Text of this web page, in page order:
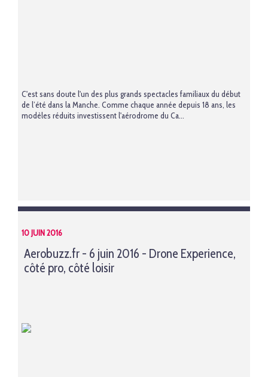
C'est sans doute l'un des plus grands spectacles familiaux du début
de l’été dans la Manche. Comme chaque année depuis 18 ans, les
modèles réduits investissent l'aérodrome du Ca...
10 JUIN 2016
Aerobuzz.fr - 6 juin 2016 - Drone Experience,
côté pro, côté loisir